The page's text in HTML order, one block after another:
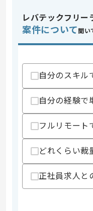
スキル
精算・お支払い
レバテックフリー
案件について 聞い
自分のスキル
自分の経験で
フルリモート
どれくらい裁
正社員求人と